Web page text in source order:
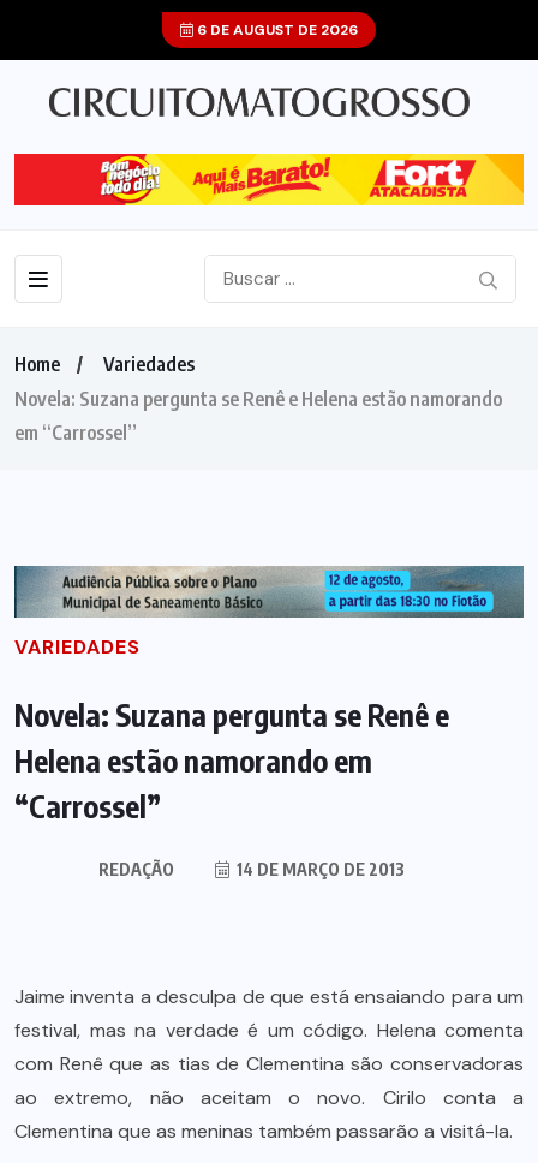
6 DE AUGUST DE 2026
Home
Variedades
Novela: Suzana pergunta se Renê e Helena estão namorando
em “Carrossel”
VARIEDADES
Novela: Suzana pergunta se Renê e
Helena estão namorando em
“Carrossel”
REDAÇÃO 14 DE MARÇO DE 2013
Jaime inventa a desculpa de que está ensaiando para um
festival, mas na verdade é um código. Helena comenta
com Renê que as tias de Clementina são conservadoras
ao extremo, não aceitam o novo. Cirilo conta a
Clementina que as meninas também passarão a visitá-la.